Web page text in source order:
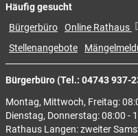
Bürgerbüro (Tel.: 04743 937-
Montag, Mittwoch, Freitag:
Dienstag, Donnerstag: 08:00 -
Rathaus Langen: zweiter
Häufig gesucht
Bürgerbüro Online Rathaus
Stellenangebote